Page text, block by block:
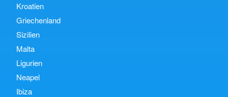
Kroatien
Griechenland
Sizilien
Malta
Ligurien
Neapel
Ibiza